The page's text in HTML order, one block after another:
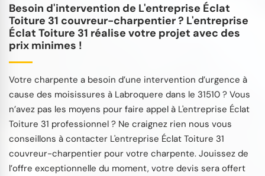
Besoin d'intervention de L'entreprise Éclat
Toiture 31 couvreur-charpentier ? L'entreprise
Éclat Toiture 31 réalise votre projet avec des
prix minimes !
Votre charpente a besoin d’une intervention d’urgence à
cause des moisissures à Labroquere dans le 31510 ? Vous
n’avez pas les moyens pour faire appel à L'entreprise Éclat
Toiture 31 professionnel ? Ne craignez rien nous vous
conseillons à contacter L'entreprise Éclat Toiture 31
couvreur-charpentier pour votre charpente. Jouissez de
l’offre exceptionnelle du moment, votre devis sera offert